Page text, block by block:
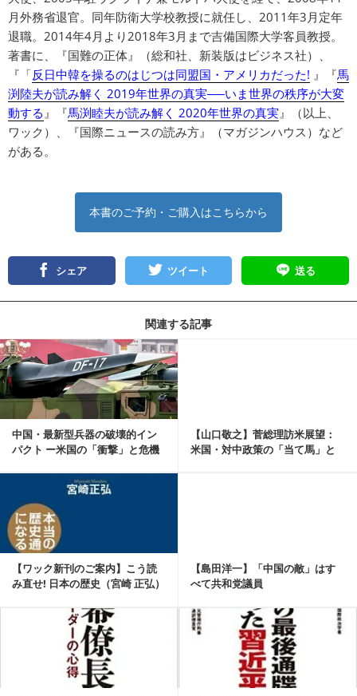
月外務省退官。同年防衛大学校教授に就任し、2011年3月定年
退職。2014年4月より2018年3月まで吉備国際大学客員教授。
著書に、『国難の正体』（総和社、新装版はビジネス社）、
『「反日中韓を操るのはじつは同盟国・アメリカだった! 』『馬
渕陸夫が読み解く 2019年世界の真実──いま世界の秩序が大変
動する 』『馬渕睦夫が読み解く 2020年世界の真実』（以上、
ワック）、『国際ニュースの読み方』（マガジンハウス）など
がある。
本書のご予約・ご購入はこちらから
シェア ツイート 送る
関連する記事
中国・最新型兵器の破壊的イン
パクト ー米国の「衝撃」と危機
【山口敬之】菅総理訪米展望：
米国・対中政策の「当て馬」と
記事を読む
【ワック新刊のご案内】こう読
み直せ! 日本の歴史（宮崎 正弘）
【島田洋一】「中国の敵」はす
べて共和党議員